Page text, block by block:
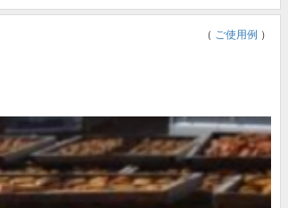
（ ご使用例 ）